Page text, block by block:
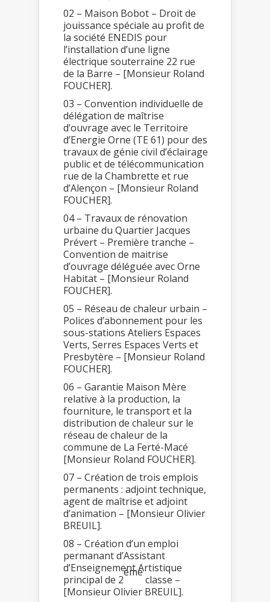
02 – Maison Bobot – Droit de
jouissance spéciale au profit de
la société ENEDIS pour
l’installation d’une ligne
électrique souterraine 22 rue
de la Barre – [Monsieur Roland
FOUCHER].
03 – Convention individuelle de
délégation de maîtrise
d’ouvrage avec le Territoire
d’Energie Orne (TE 61) pour des
travaux de génie civil d’éclairage
public et de télécommunication
rue de la Chambrette et rue
d’Alençon – [Monsieur Roland
FOUCHER].
04 – Travaux de rénovation
urbaine du Quartier Jacques
Prévert – Première tranche –
Convention de maitrise
d’ouvrage déléguée avec Orne
Habitat – [Monsieur Roland
FOUCHER].
05 – Réseau de chaleur urbain –
Polices d’abonnement pour les
sous-stations Ateliers Espaces
Verts, Serres Espaces Verts et
Presbytère – [Monsieur Roland
FOUCHER].
06 – Garantie Maison Mère
relative à la production, la
fourniture, le transport et la
distribution de chaleur sur le
réseau de chaleur de la
commune de La Ferté-Macé
[Monsieur Roland FOUCHER].
07 – Création de trois emplois
permanents : adjoint technique,
agent de maîtrise et adjoint
d’animation – [Monsieur Olivier
BREUIL].
08 – Création d’un emploi
permanant d’Assistant
d’Enseignement Artistique
principal de 2
ème
classe –
[Monsieur Olivier BREUIL].